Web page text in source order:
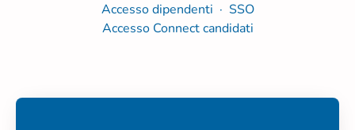
Accesso dipendenti · SSO
Accesso Connect candidati